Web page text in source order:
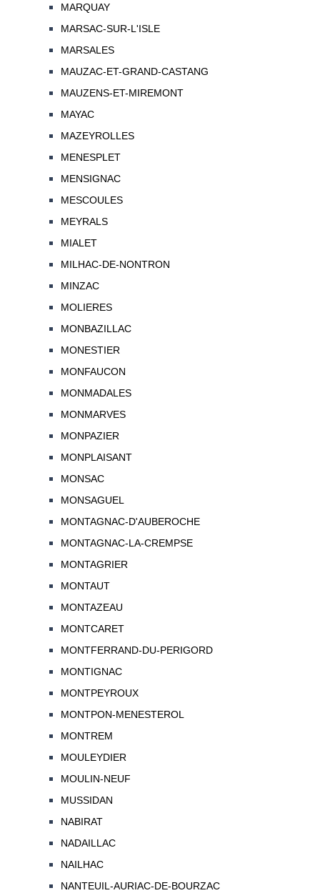
MARQUAY
MARSAC-SUR-L'ISLE
MARSALES
MAUZAC-ET-GRAND-CASTANG
MAUZENS-ET-MIREMONT
MAYAC
MAZEYROLLES
MENESPLET
MENSIGNAC
MESCOULES
MEYRALS
MIALET
MILHAC-DE-NONTRON
MINZAC
MOLIERES
MONBAZILLAC
MONESTIER
MONFAUCON
MONMADALES
MONMARVES
MONPAZIER
MONPLAISANT
MONSAC
MONSAGUEL
MONTAGNAC-D'AUBEROCHE
MONTAGNAC-LA-CREMPSE
MONTAGRIER
MONTAUT
MONTAZEAU
MONTCARET
MONTFERRAND-DU-PERIGORD
MONTIGNAC
MONTPEYROUX
MONTPON-MENESTEROL
MONTREM
MOULEYDIER
MOULIN-NEUF
MUSSIDAN
NABIRAT
NADAILLAC
NAILHAC
NANTEUIL-AURIAC-DE-BOURZAC